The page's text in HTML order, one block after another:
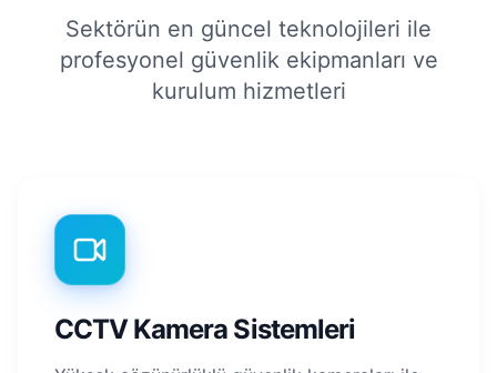
Sektörün en güncel teknolojileri ile
profesyonel güvenlik ekipmanları ve
kurulum hizmetleri
CCTV Kamera Sistemleri